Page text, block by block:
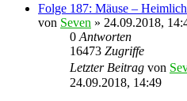
Folge 187: Mäuse –
von Seven » 24.09.2018,
0 Antworten
16473 Zugriffe
Letzter Beitrag von
24.09.2018, 14:49